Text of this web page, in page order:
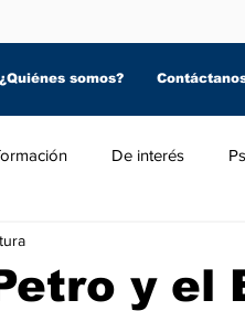
¿Quiénes somos?
De interés
y el